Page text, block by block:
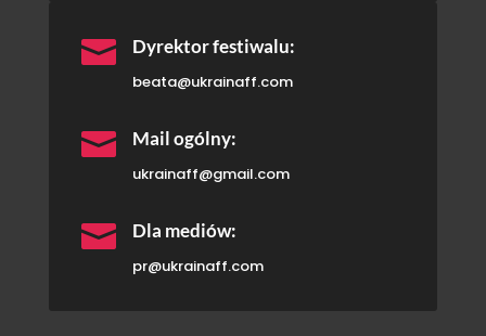
 Dyrektor festiwalu:
beata@ukrainaff.com
 Mail ogólny:
ukrainaff@gmail.com
 Dla mediów:
pr@ukrainaff.com